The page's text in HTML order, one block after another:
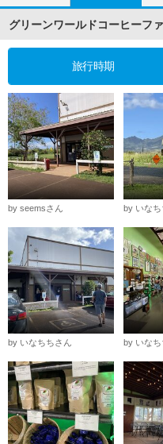
グリーンワールドコーヒーフ
旅行時期
by seemsさん by いなち
by いなちちさん by いなち